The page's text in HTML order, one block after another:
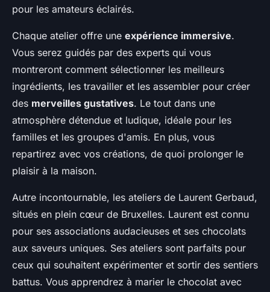
pour les amateurs éclairés.
Chaque atelier offre une expérience immersive.
Vous serez guidés par des experts qui vous
montreront comment sélectionner les meilleurs
ingrédients, les travailler et les assembler pour créer
des merveilles gustatives. Le tout dans une
atmosphère détendue et ludique, idéale pour les
familles et les groupes d'amis. En plus, vous
repartirez avec vos créations, de quoi prolonger le
plaisir à la maison.
Autre incontournable, les ateliers de Laurent Gerbaud,
situés en plein cœur de Bruxelles. Laurent est connu
pour ses associations audacieuses et ses chocolats
aux saveurs uniques. Ses ateliers sont parfaits pour
ceux qui souhaitent expérimenter et sortir des sentiers
battus. Vous apprendrez à marier le chocolat avec